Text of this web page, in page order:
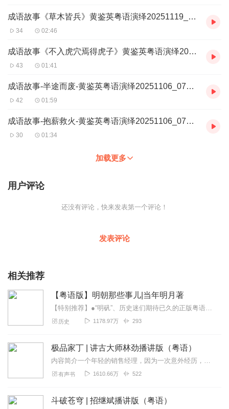
成语故事《草木皆兵》黄鉴英粤语演绎20251119_204107_1.m4a
34 02:46
成语故事《不入虎穴焉得虎子》黄鉴英粤语演绎20251119_204107_1.m4a
43 01:41
成语故事-半途而废-黄鉴英粤语演绎20251106_071600_1.m4a
42 01:59
成语故事-抱薪救火-黄鉴英粤语演绎20251106_071600_1.m4a
30 01:34
加载更多
用户评论
还没有评论，快来发表第一个评论！
发表评论
相关推荐
【粤语版】明朝那些事儿|当年明月著
【特别推荐】●“明矾”、历史迷们期待已久的正版粤语有声书，喜马拉雅独家上线！●著名粤语媒体人李沛聪带你在声音的世界里穿越历史，重回明朝。●“明朝”全系列，...
历史 1178.97万 293
极品家丁 | 讲古大师林劲播讲版（粤语）
内容简介一个年轻的销售经理，因为一次意外经历，来到了一个完全不同的世界，成为萧家大宅里一名光荣的——家丁。兴办实业，经营社团，小小家丁，如何玩转商场、官场、...
有声书 1610.66万 522
斗破苍穹 | 招继斌播讲版（粤语）